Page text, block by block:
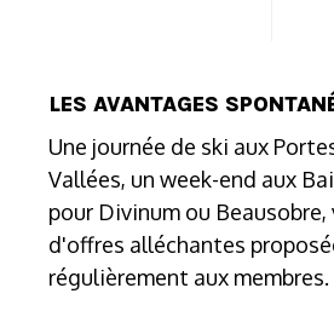
LES AVANTAGES
Une journée de ski aux
Vallées, un week-end aux
pour Divinum ou
d'offres alléchantes
régulièrement aux membres.